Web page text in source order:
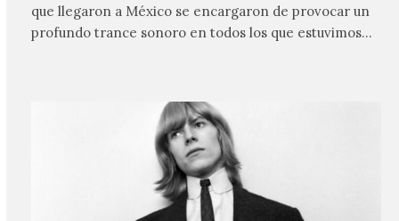
que llegaron a México se encargaron de provocar un
profundo trance sonoro en todos los que estuvimos